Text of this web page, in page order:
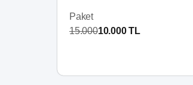
Paket
15.00010.000 TL